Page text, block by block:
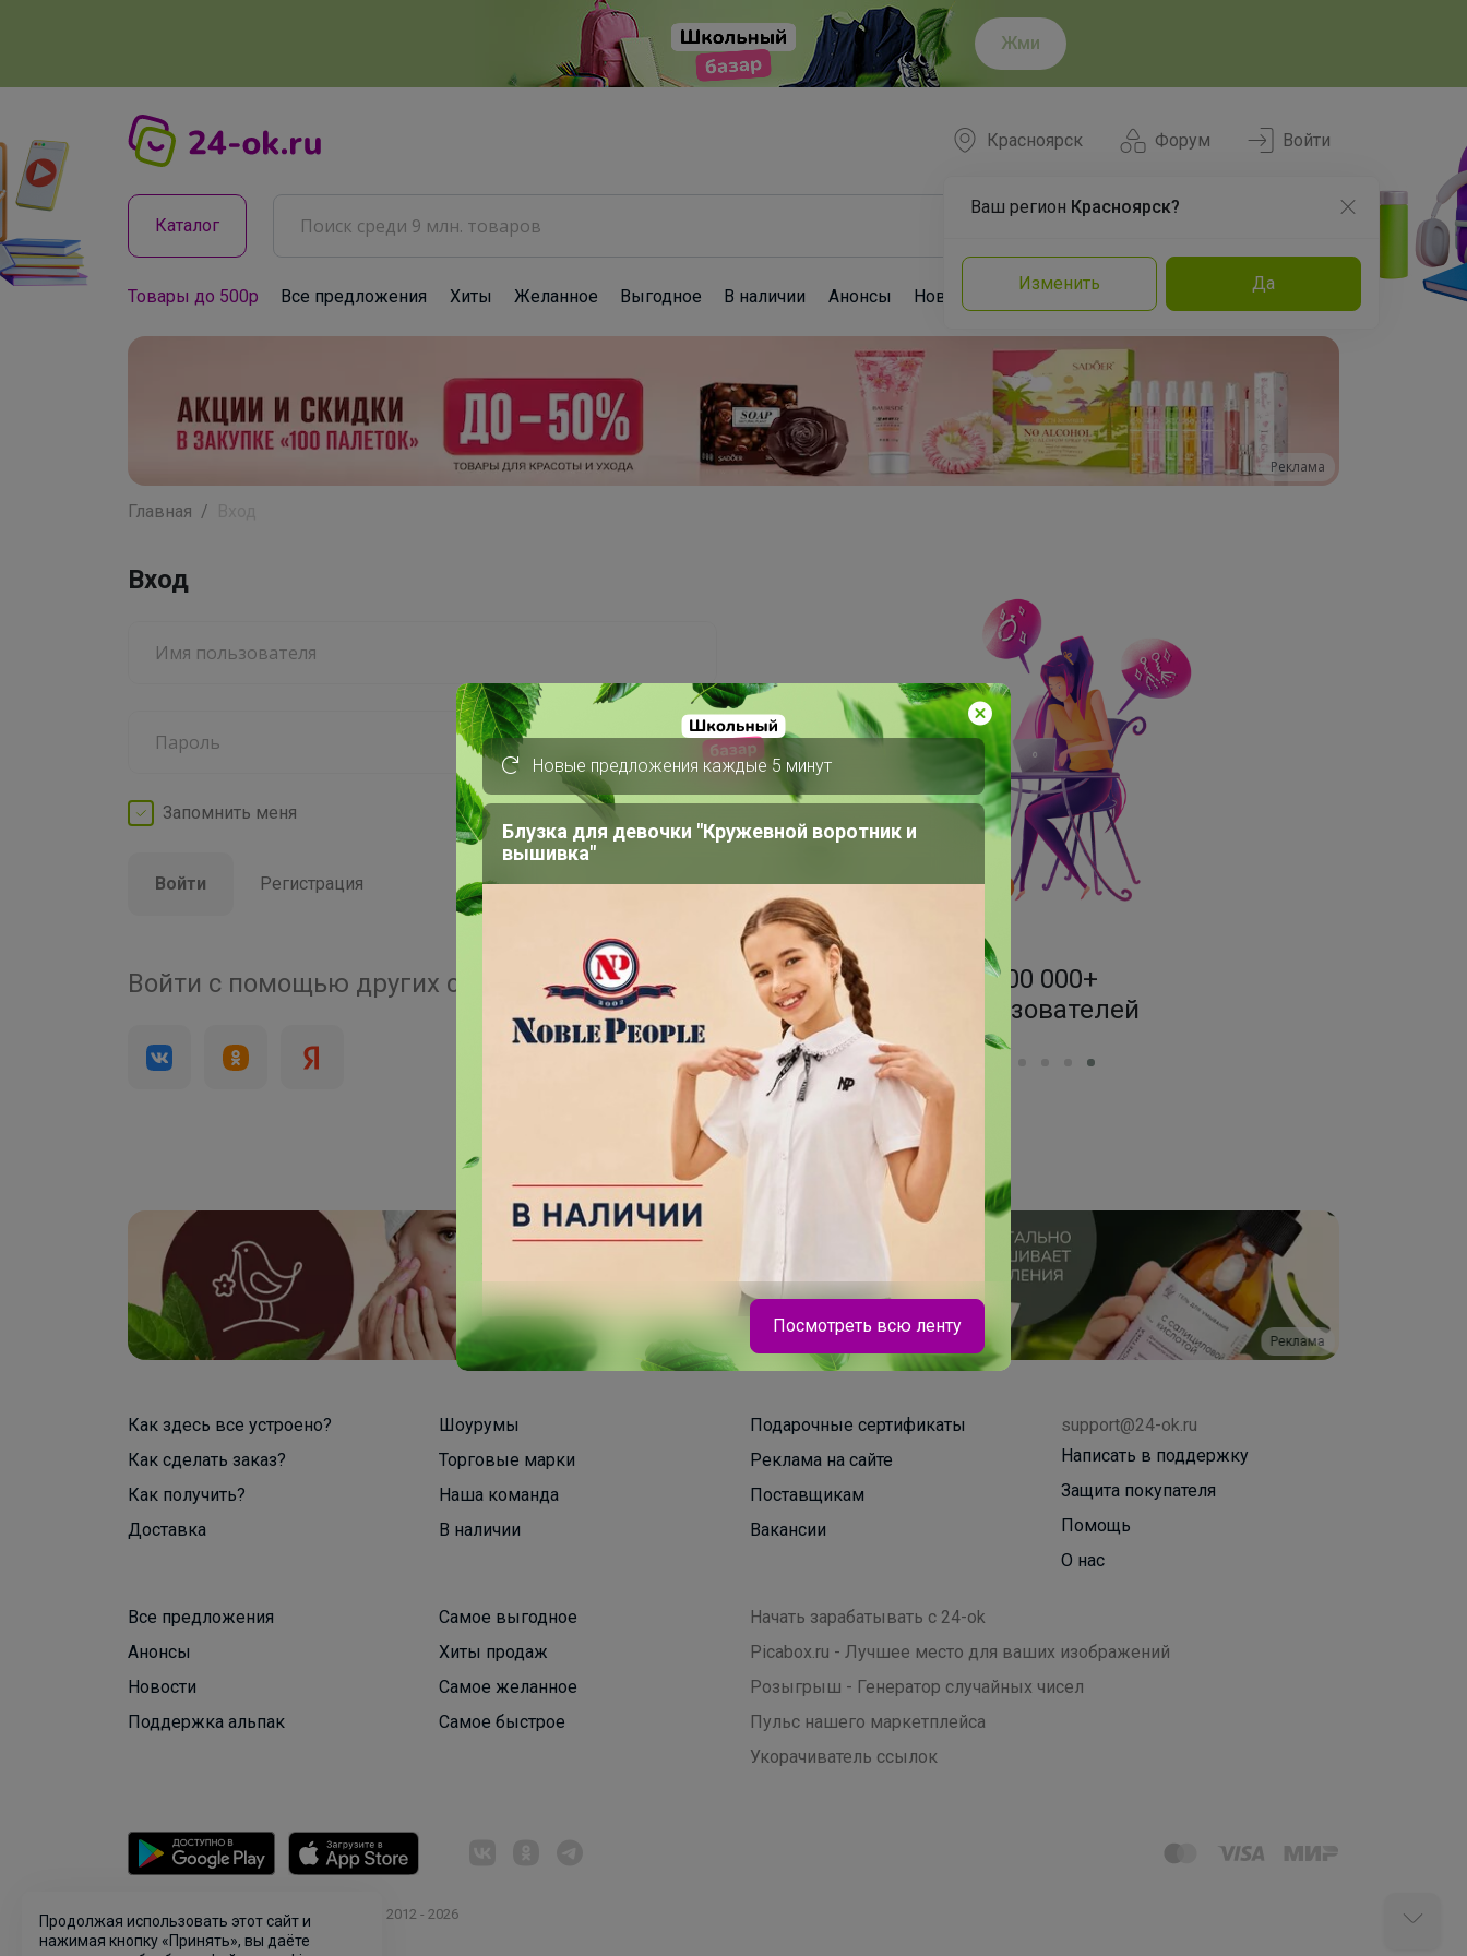
Жми
Форум
Красноярск
Ваш регион Красноярск?
Изменить Да
Войти
Каталог
Товары до 500р Все предложения Хиты Желанное Выгодное В наличии Анонсы Новости Команда Эксперты
Реклама
Главная
Вход
Запомнить меня Забыли пароль?
Войти Регистрация
Войти с помощью других сервисов
4 000+
200+
организаторов
200 000+
пользователей
Реклама
Как здесь все устроено?
Как сделать заказ?
Как получить?
Доставка
Шоурумы
Торговые марки
Наша команда
В наличии
Подарочные сертификаты
Реклама на сайте
Поставщикам
Вакансии
support@24-ok.ru
Написать в поддержку
Защита покупателя
Помощь
О нас
Все предложения
Анонсы
Новости
Поддержка альпак
Самое выгодное
Хиты продаж
Самое желанное
Самое быстрое
Начать зарабатывать с 24-ok
Picabox.ru - Лучшее место для ваших изображений
Розыгрыш - Генератор случайных чисел
Пульс нашего маркетплейса
Укорачиватель ссылок
© ООО "Лявита", ОГРН 1122468054070, 2012 - 2026
Политика конфиденциальности
Новые предложения каждые 5 минут
Блузка для девочки "Кружевной воротник и
вышивка"
Роскошные образы на 1 сентября!
Посмотреть всю ленту
Продолжая использовать этот сайт и
нажимая кнопку «Принять», вы даёте